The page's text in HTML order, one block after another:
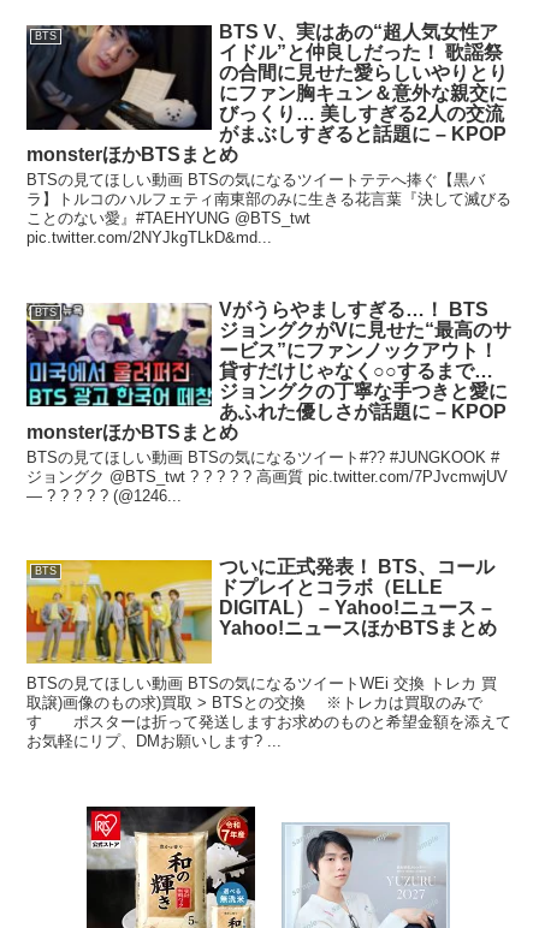
BTS
BTS V、実はあの“超人気女性ア
イドル”と仲良しだった！ 歌謡祭
の合間に見せた愛らしいやりとり
にファン胸キュン＆意外な親交に
びっくり… 美しすぎる2人の交流
がまぶしすぎると話題に – KPOP
monsterほかBTSまとめ
BTSの見てほしい動画 BTSの気になるツイートテテへ捧ぐ【黒バ
ラ】トルコのハルフェティ南東部のみに生きる花言葉『決して滅びる
ことのない愛』#TAEHYUNG @BTS_twt
pic.twitter.com/2NYJkgTLkD&md...
BTS
Vがうらやましすぎる…！ BTS
ジョングクがVに見せた“最高のサ
ービス”にファンノックアウト！
貸すだけじゃなく○○するまで…
ジョングクの丁寧な手つきと愛に
あふれた優しさが話題に – KPOP
monsterほかBTSまとめ
BTSの見てほしい動画 BTSの気になるツイート#?? #JUNGKOOK #
ジョングク @BTS_twt ? ? ? ? ? 高画質 pic.twitter.com/7PJvcmwjUV
— ? ? ? ? ? (@1246...
BTS
ついに正式発表！ BTS、コール
ドプレイとコラボ（ELLE
DIGITAL） – Yahoo!ニュース –
Yahoo!ニュースほかBTSまとめ
BTSの見てほしい動画 BTSの気になるツイートWEi 交換 トレカ 買
取譲)画像のもの求)買取 > BTSとの交換 ※トレカは買取のみで
す ポスターは折って発送しますお求めのものと希望金額を添えて
お気軽にリプ、DMお願いします? ...